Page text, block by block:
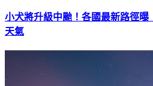
小犬將升級中颱！各國最新路徑
天氣